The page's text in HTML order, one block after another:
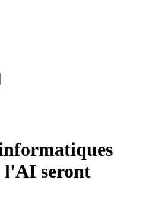
l'AI seront